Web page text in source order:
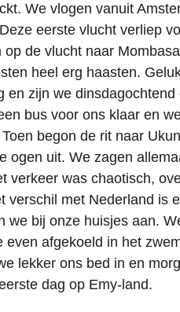
We vlogen vanuit
eerste vlucht verliep
de vlucht naar
heel erg haasten.
en zijn we
bus voor ons klaar en
begon de rit naar
ogen uit. We zagen
verkeer was chaotisch,
verschil met Nederland is
we bij onze huisjes aan.
even afgekoeld in het
lekker ons bed in en
dag op Emy-land.